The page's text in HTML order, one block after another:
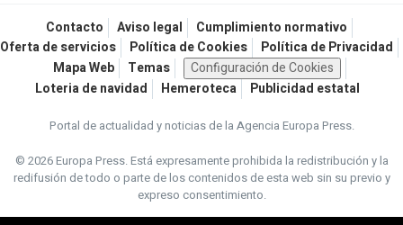
Contacto Aviso legal
Cumplimiento normativo
Oferta de servicios
Política de Cookies
Política de Privacidad
Mapa Web
Temas
Configuración de Cookies
Loteria de navidad
Hemeroteca Publicidad estatal
Portal de actualidad y noticias de la Agencia Europa Press.
© 2026 Europa Press.Está expresamente prohibida la redistribución y la
redifusión de todo o parte de los contenidos de esta web sin su previo y
expreso consentimiento.